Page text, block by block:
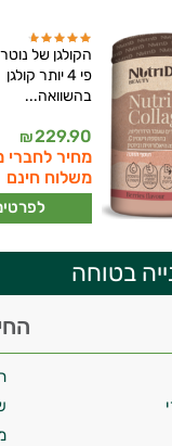
הקולגן של
פי 4 יותר קולגן
בהשוואה...
229.90
₪
מחיר לחברי
משלוח חינם